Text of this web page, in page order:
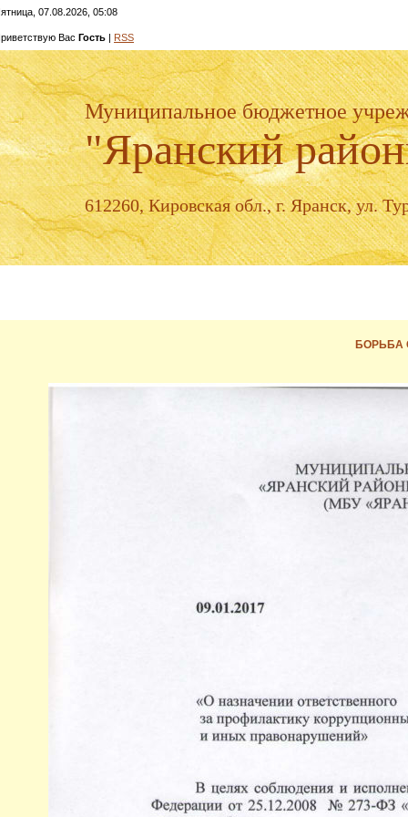
07.08.2026, 05:08
Вас Гость | RSS
Муниципальное бюджетное
"Яранский
612260, Кировская обл., г. Яранск, ул.
БОРЬБА